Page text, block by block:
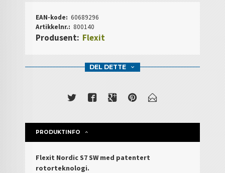
EAN-kode: 60689296
Artikkelnr.: 800140
Produsent: Flexit
DEL DETTE
PRODUKTINFO
Flexit Nordic S7 SW med patentert
rotorteknologi.